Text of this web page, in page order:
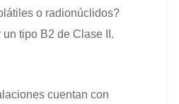
o radionúclidos?
tipo B2 de Clase II.
cuentan con